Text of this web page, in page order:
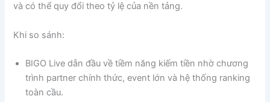
và có thể quy đổi theo tỷ lệ của nền tảng.
Khi so sánh:
BIGO Live dẫn đầu về tiềm năng kiếm tiền nhờ chương
trình partner chính thức, event lớn và hệ thống ranking
toàn cầu.